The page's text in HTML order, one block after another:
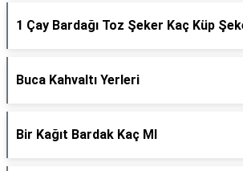
1 Çay Bardağı Toz Şeker Kaç Küp
Buca Kahvaltı Yerleri
Bir Kağıt Bardak Kaç Ml